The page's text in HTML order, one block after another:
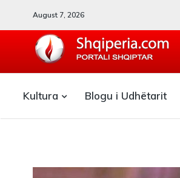
August 7, 2026
Kultura Blogu i Udhëtarit